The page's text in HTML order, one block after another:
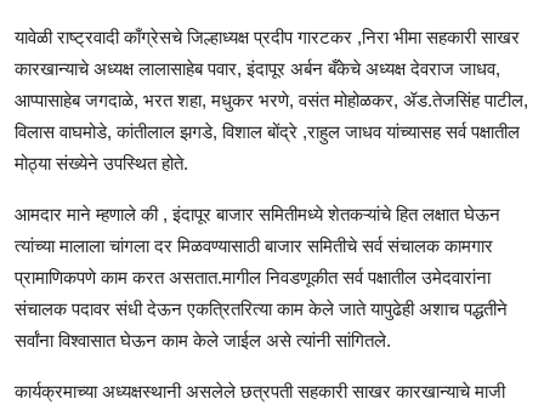
यावेळी राष्ट्रवादी काँग्रेसचे जिल्हाध्यक्ष प्रदीप गारटकर ,निरा भीमा सहकारी साखर
कारखान्याचे अध्यक्ष लालासाहेब पवार, इंदापूर अर्बन बँकेचे अध्यक्ष देवराज जाधव,
आप्पासाहेब जगदाळे, भरत शहा, मधुकर भरणे, वसंत मोहोळकर, ॲड.तेजसिंह पाटील,
विलास वाघमोडे, कांतीलाल झगडे, विशाल बोंद्रे ,राहुल जाधव यांच्यासह सर्व पक्षातील
मोठ्या संख्येने उपस्थित होते.
आमदार माने म्हणाले की , इंदापूर बाजार समितीमध्ये शेतकऱ्यांचे हित लक्षात घेऊन
त्यांच्या मालाला चांगला दर मिळवण्यासाठी बाजार समितीचे सर्व संचालक कामगार
प्रामाणिकपणे काम करत असतात.मागील निवडणूकीत सर्व पक्षातील उमेदवारांना
संचालक पदावर संधी देऊन एकत्रितरित्या काम केले जाते यापुढेही अशाच पद्धतीने
सर्वांना विश्वासात घेऊन काम केले जाईल असे त्यांनी सांगितले.
कार्यक्रमाच्या अध्यक्षस्थानी असलेले छत्रपती सहकारी साखर कारखान्याचे माजी